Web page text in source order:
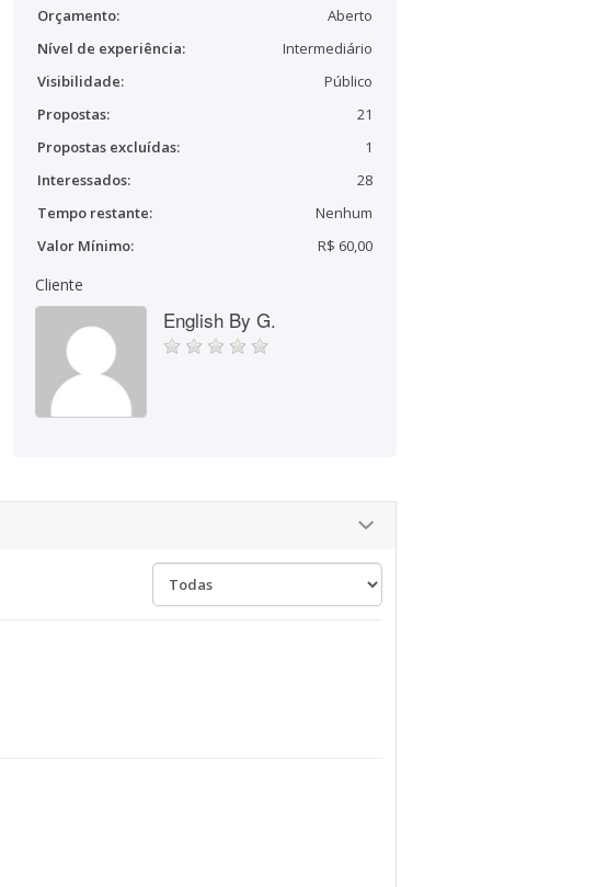
Orçamento:
Aberto
Nível de experiência:
Intermediário
Visibilidade:
Público
Propostas:
21
Propostas excluídas:
1
Interessados:
28
Tempo restante:
Nenhum
Valor Mínimo:
R$ 60,00
Cliente
English By G.